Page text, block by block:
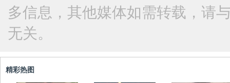
多信息，其他媒体如需转载，请
无关。
精彩热图